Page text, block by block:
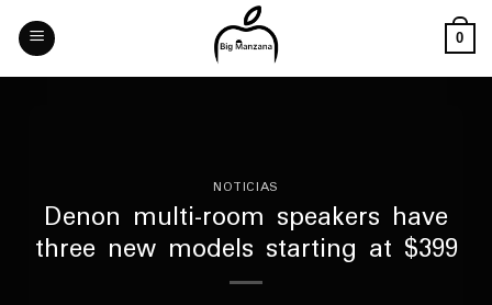
Skip
content
0
NOTICIAS
Denon multi-room speakers have
three new models starting at $399